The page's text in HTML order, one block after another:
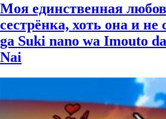
Моя единственная
сестрёнка, хоть она и не
ga Suki nano wa Imouto
Nai